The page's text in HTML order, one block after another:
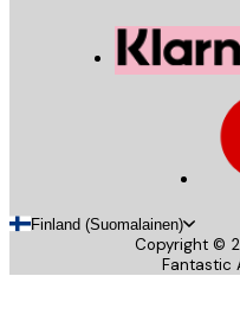
Finland (Suomalainen)
Copyright ©
Fantastic